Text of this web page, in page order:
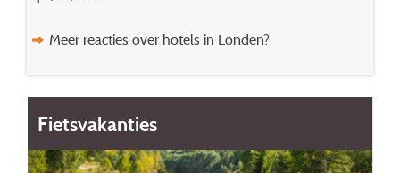
Meer reacties over hotels in Londen?
Fietsvakanties